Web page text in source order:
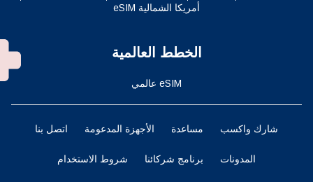
أمريكا الشمالية eSIM
الخطط العالمية
eSIM عالمي
شارك واكسب مساعدة الأجهزة المدعومة اتصل بنا
المدونات برنامج شركائنا شروط الاستخدام